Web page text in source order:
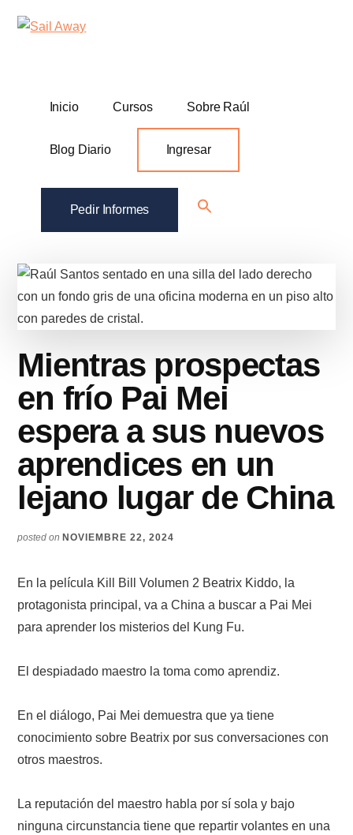
Additional
menu
Sail
Academia
Inicio
Cursos Sobre Raúl
Blog Diario Ingresar
Pedir Informes
Search
Mientras prospectas
en frío Pai Mei
espera a sus nuevos
aprendices en un
lejano lugar de China
posted on NOVIEMBRE 22, 2024
En la película Kill Bill Volumen 2 Beatrix Kiddo, la
protagonista principal, va a China a buscar a Pai Mei
para aprender los misterios del Kung Fu.
El despiadado maestro la toma como aprendiz.
En el diálogo, Pai Mei demuestra que ya tiene
conocimiento sobre Beatrix por sus conversaciones con
otros maestros.
La reputación del maestro habla por sí sola y bajo
ninguna circunstancia tiene que repartir volantes en una